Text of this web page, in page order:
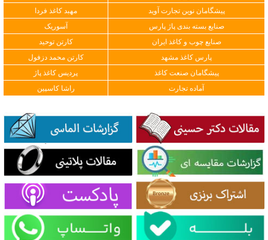
پیشگامان نوین تجارت آوید
مهبد کاغذ فردا
صنایع بسته بندی پاژ پارس
آسوریک
صنایع چوب و کاغذ ایران
کارتن توحید
پارس کاغذ مشهد
کارتن محمد دزفول
پیشگامان صنعت کاغذ
پردیس کاغذ پاژ
آماده تجارت
راشا کاسپین